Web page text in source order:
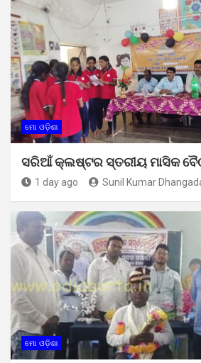
ମୋ ଓଡ଼ିଶା
ସରିଆଁ କ୍ଲଷ୍ଟର ସ୍ତରୀୟ ମାସିକ
1 day ago Sunil Kumar
ମୋ ଓଡ଼ିଶା